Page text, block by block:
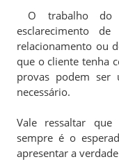
O trabalho
esclarecimento
relacionamento ou
que o cliente tenha
provas podem ser
necessário.
Vale ressaltar
sempre é o
apresentar a